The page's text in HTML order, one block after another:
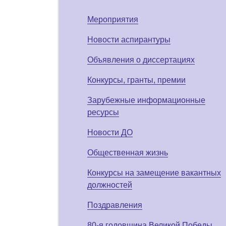
Мероприятия
Новости аспирантуры
Объявления о диссертациях
Конкурсы, гранты, премии
Зарубежные информационные
ресурсы
Новости ДО
Общественная жизнь
Конкурсы на замещение вакантных
должностей
Поздравления